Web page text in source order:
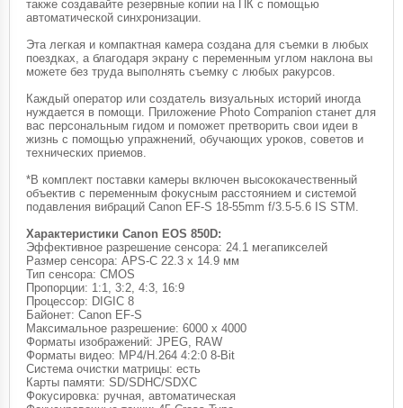
также создавайте резервные копии на ПК с помощью
автоматической синхронизации.
Эта легкая и компактная камера создана для съемки в любых
поездках, а благодаря экрану с переменным углом наклона вы
можете без труда выполнять съемку с любых ракурсов.
Каждый оператор или создатель визуальных историй иногда
нуждается в помощи. Приложение Photo Companion станет для
вас персональным гидом и поможет претворить свои идеи в
жизнь с помощью упражнений, обучающих уроков, советов и
технических приемов.
*В комплект поставки камеры включен высококачественный
объектив с переменным фокусным расстоянием и системой
подавления вибраций Canon EF-S 18-55mm f/3.5-5.6 IS STM.
Характеристики Canon EOS 850D:
Эффективное разрешение сенсора: 24.1 мегапикселей
Размер сенсора: APS-C 22.3 x 14.9 мм
Тип сенсора: CMOS
Пропорции: 1:1, 3:2, 4:3, 16:9
Процессор: DIGIC 8
Байонет: Canon EF-S
Максимальное разрешение: 6000 x 4000
Форматы изображений: JPEG, RAW
Форматы видео: MP4/H.264 4:2:0 8-Bit
Система очистки матрицы: есть
Карты памяти: SD/SDHC/SDXC
Фокусировка: ручная, автоматическая